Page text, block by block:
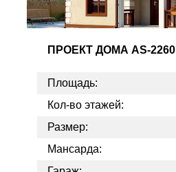
ПРОЕКТ ДОМА AS-2260
Площадь:
Кол-во этажей:
Размер:
Мансарда: